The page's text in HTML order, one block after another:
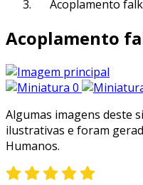
Acoplamento falk
Acoplamento
Algumas imagens deste
ilustrativas e foram
Humanos.